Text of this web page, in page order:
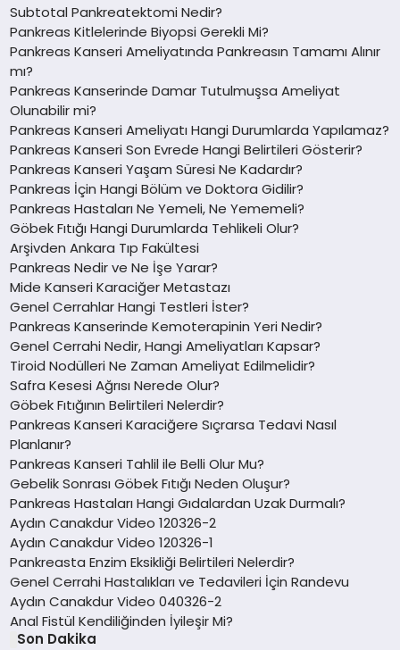
Subtotal Pankreatektomi Nedir?
Pankreas Kitlelerinde Biyopsi Gerekli Mi?
Pankreas Kanseri Ameliyatında Pankreasın Tamamı Alınır
mı?
Pankreas Kanserinde Damar Tutulmuşsa Ameliyat
Olunabilir mi?
Pankreas Kanseri Ameliyatı Hangi Durumlarda Yapılamaz?
Pankreas Kanseri Son Evrede Hangi Belirtileri Gösterir?
Pankreas Kanseri Yaşam Süresi Ne Kadardır?
Pankreas İçin Hangi Bölüm ve Doktora Gidilir?
Pankreas Hastaları Ne Yemeli, Ne Yememeli?
Göbek Fıtığı Hangi Durumlarda Tehlikeli Olur?
Arşivden Ankara Tıp Fakültesi
Pankreas Nedir ve Ne İşe Yarar?
Mide Kanseri Karaciğer Metastazı
Genel Cerrahlar Hangi Testleri İster?
Pankreas Kanserinde Kemoterapinin Yeri Nedir?
Genel Cerrahi Nedir, Hangi Ameliyatları Kapsar?
Tiroid Nodülleri Ne Zaman Ameliyat Edilmelidir?
Safra Kesesi Ağrısı Nerede Olur?
Göbek Fıtığının Belirtileri Nelerdir?
Pankreas Kanseri Karaciğere Sıçrarsa Tedavi Nasıl
Planlanır?
Pankreas Kanseri Tahlil ile Belli Olur Mu?
Gebelik Sonrası Göbek Fıtığı Neden Oluşur?
Pankreas Hastaları Hangi Gıdalardan Uzak Durmalı?
Aydın Canakdur Video 120326-2
Aydın Canakdur Video 120326-1
Pankreasta Enzim Eksikliği Belirtileri Nelerdir?
Genel Cerrahi Hastalıkları ve Tedavileri İçin Randevu
Aydın Canakdur Video 040326-2
Anal Fistül Kendiliğinden İyileşir Mi?
Son Dakika